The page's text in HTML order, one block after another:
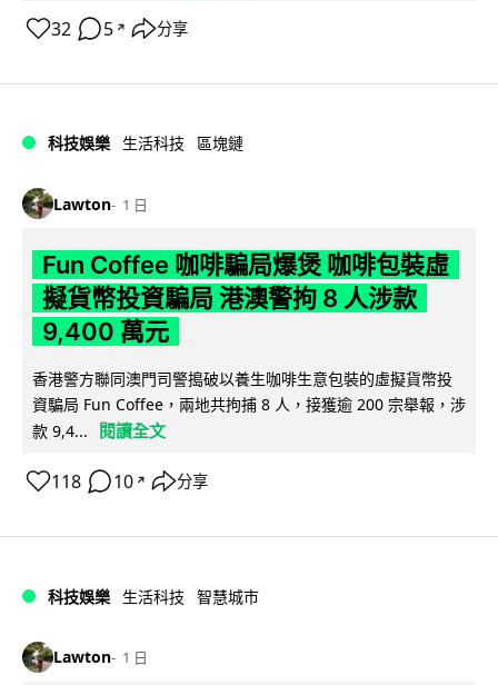
32 5 ↗ 分享
科技娛樂 生活科技 區塊鏈
Lawton 1 日
Fun Coffee 咖啡騙局爆煲 咖啡包裝虛
擬貨幣投資騙局 港澳警拘 8 人涉款
9,400 萬元
香港警方聯同澳門司警搗破以養生咖啡生意包裝的虛擬貨幣投
資騙局 Fun Coffee，兩地共拘捕 8 人，接獲逾 200 宗舉報，涉
款 9,4...
閱讀全文
118 10 ↗ 分享
科技娛樂 生活科技 智慧城市
Lawton 1 日